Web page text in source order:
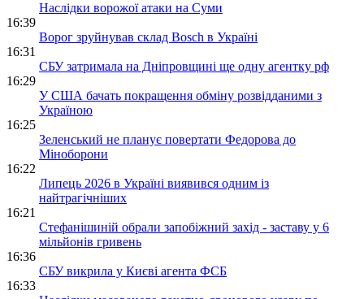
Наслідки ворожої атаки на Суми
16:39
Ворог зруйнував склад Bosch в Україні
16:31
СБУ затримала на Дніпровщині ще одну агентку рф
16:29
У США бачать покращення обміну розвідданими з
Україною
16:25
Зеленський не планує повертати Федорова до
Міноборони
16:22
Липець 2026 в Україні виявився одним із
найтрагічніших
16:21
Стефанішиній обрали запобіжний захід - заставу у 6
мільйонів гривень
16:36
СБУ викрила у Києві агента ФСБ
16:33